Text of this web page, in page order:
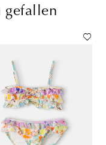
gefallen